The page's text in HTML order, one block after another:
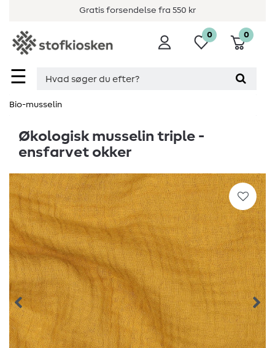
Gratis forsendelse fra 550 kr
☰
0 0
Bio-musselin
Økologisk musselin triple -
ensfarvet okker